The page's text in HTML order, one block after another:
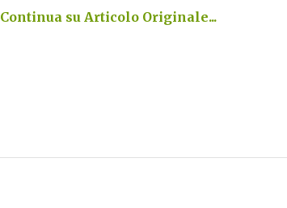
Continua su Articolo Originale...